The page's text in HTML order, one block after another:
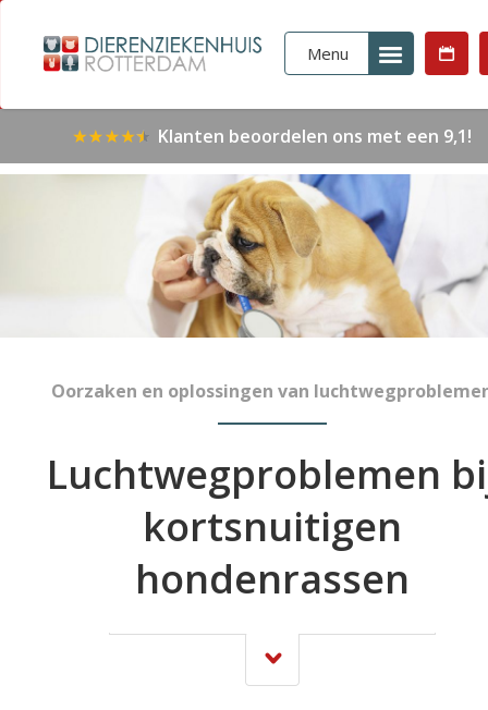
Klanten beoordelen ons met een 9,1!
Menu
Oorzaken en oplossingen van
Luchtwegproblemen
kortsnuitigen
hondenrassen